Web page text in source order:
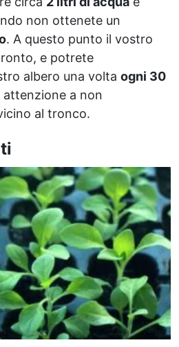
non ottenete un
. A questo punto il vostro
e potrete
albero una volta ogni 30
a non
al tronco.